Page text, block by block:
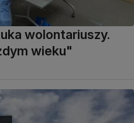
wolontariuszy.
wieku"